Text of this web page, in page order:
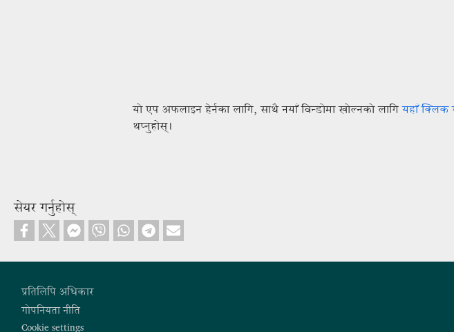
यो एप अफलाइन हेर्नका लागि, साथै नयाँ विन्डोमा खोल्नको लागियहाँ क्लिक
थप्नुहोस्।
सेयर गर्नुहोस्
Footer
प्रतिलिपि अधिकार
गोपनियता नीति
Cookie settings